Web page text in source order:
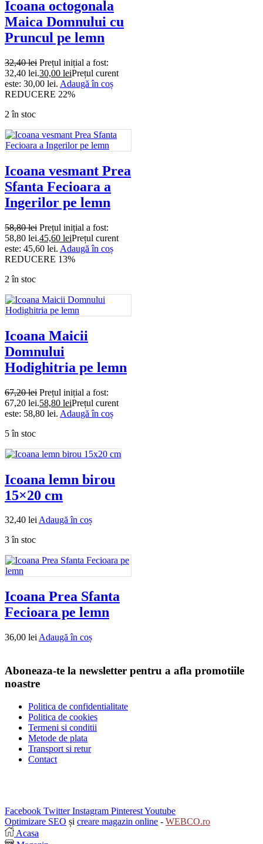
Icoana octogonala
Maica Domnului cu
Pruncul pe lemn
32,40lei Prețul inițial a fost:
32,40 lei.30,00 leiPrețul curent
este: 30,00 lei. Adaugă în coș
REDUCERE 22%
2 în stoc
Icoana vesmant Prea
Sfanta Fecioara a
Ingerilor pe lemn
58,80lei Prețul inițial a fost:
58,80 lei.45,60 leiPrețul curent
este: 45,60 lei. Adaugă în coș
REDUCERE 13%
2 în stoc
Icoana Maicii
Domnului
Hodighitria pe lemn
67,20lei Prețul inițial a fost:
67,20 lei.58,80 leiPrețul curent
este: 58,80 lei. Adaugă în coș
5 în stoc
Icoana lemn birou
15×20 cm
32,40 leiAdaugă în coș
3 în stoc
Icoana Prea Sfanta
Fecioara pe lemn
36,00 lei Adaugă în coș
Aboneaza-te la newsletter pentru a afla promotiile
noastre
Politica de confidentialitate
Politica de cookies
Termeni si conditii
Metode de plata
Transport si retur
Contact
Facebook Twitter Instagram PinterestYoutube
Optimizare SEO și creare magazin online - WEBCO.ro
Acasa